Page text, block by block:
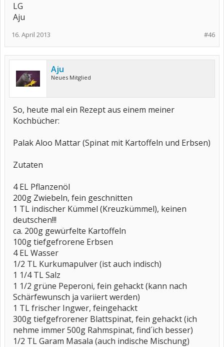
LG
Aju
#46
16. April 2013
Aju
Neues Mitglied
So, heute mal ein Rezept aus einem meiner
Kochbücher:
Palak Aloo Mattar (Spinat mit Kartoffeln und Erbsen)
Zutaten
4 EL Pflanzenöl
200g Zwiebeln, fein geschnitten
1 TL indischer Kümmel (Kreuzkümmel), keinen
deutschen!!!
ca. 200g gewürfelte Kartoffeln
100g tiefgefrorene Erbsen
4 EL Wasser
1/2 TL Kurkumapulver (ist auch indisch)
1 1/4 TL Salz
1 1/2 grüne Peperoni, fein gehackt (kann nach
Schärfewunsch ja variiert werden)
1 TL frischer Ingwer, feingehackt
300g tiefgefrorener Blattspinat, fein gehackt (ich
nehme immer 500g Rahmspinat, find´ich besser)
1/2 TL Garam Masala (auch indische Mischung)